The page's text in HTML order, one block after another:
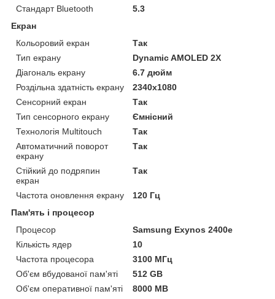
Стандарт Bluetooth
5.3
Екран
Кольоровий екран
Так
Тип екрану
Dynamic AMOLED 2X
Діагональ екрану
6.7 дюйм
Роздільна здатність екрану
2340x1080
Сенсорний екран
Так
Тип сенсорного екрану
Ємнісний
Технологія Multitouch
Так
Автоматичний поворот
екрану
Так
Стійкий до подряпин
екран
Так
Частота оновлення екрану
120 Гц
Пам'ять і процесор
Процесор
Samsung Exynos 2400e
Кількість ядер
10
Частота процесора
3100 МГц
Об'єм вбудованої пам'яті
512 GB
Об'єм оперативної пам'яті
8000 MB